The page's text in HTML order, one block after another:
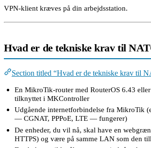
VPN-klient kræves på din arbejdsstation.
Hvad er de tekniske krav til
Section titled “Hvad er de tekniske krav til
En MikroTik-router med RouterOS 6.43
tilknyttet i MKController
Udgående internetforbindelse fra MikroTik
— CGNAT, PPPoE, LTE — fungerer)
De enheder, du vil nå, skal have en
HTTPS) og være på samme LAN som den